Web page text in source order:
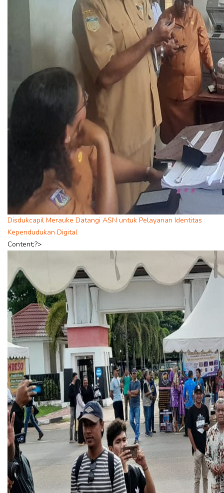
Disdukcapil Merauke Datangi ASN untuk Pelayanan Identitas
Kependudukan Digital
Content;?>